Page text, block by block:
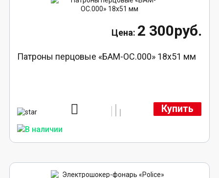
2 300руб.
Патроны перцовые «БАМ-ОС.000» 18х51 мм
Купить